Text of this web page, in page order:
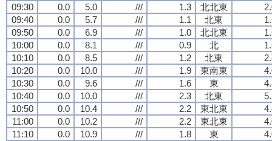
09:30
0.0 5.0 /// 1.3 北北東
09:40
0.0 5.7 /// 1.1 北東
09:50
0.0 6.9 /// 1.0 北北東
10:00
0.0 8.1 /// 0.9 北
10:10
0.0 8.5 /// 1.2 北東
10:20
0.0 10.0 /// 1.9 東南東
10:30
0.0 9.6 /// 1.6 東
10:40
0.0 10.0 /// 2.3 北東
10:50
0.0 10.4 /// 2.2 東北東
11:00
0.0 10.2 /// 2.2 東北東
11:10
0.0 10.9 /// 1.8 東